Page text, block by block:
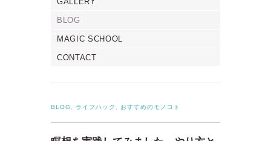
BLOG
MAGIC SCHOOL
CONTACT
BLOG ライフハック おすすめのモノコト